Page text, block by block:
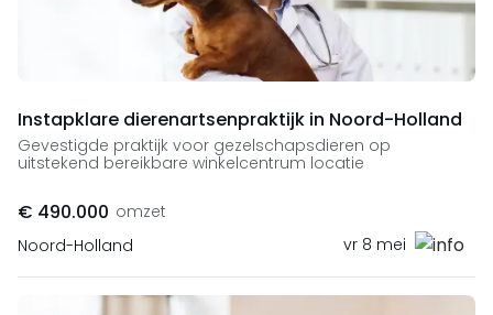
Instapklare dierenartsenpraktijk in Noord-Holland
Gevestigde praktijk voor gezelschapsdieren op
uitstekend bereikbare winkelcentrum locatie
€ 490.000 omzet
Noord-Holland
vr 8 mei